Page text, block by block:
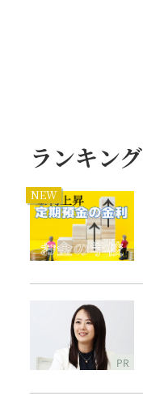
ランキング
NEW
PR